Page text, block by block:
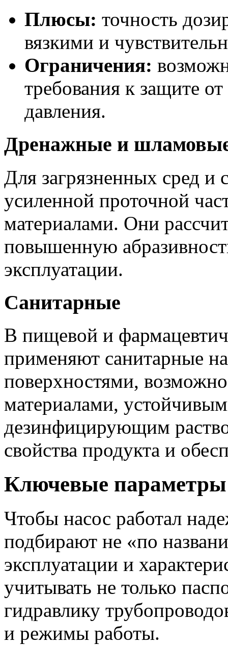
Плюсы: точность
вязкими и
Ограничения:
требования к защите
давления.
Дренажные и
Для загрязненных сред и
усиленной проточной
материалами. Они
повышенную
эксплуатации.
Санитарные
В пищевой и
применяют санитарные
поверхностями,
материалами,
дезинфицирующим
свойства продукта и
Ключевые
Чтобы насос работал
подбирают не «по
эксплуатации и
учитывать не только
гидравлику
и режимы работы.